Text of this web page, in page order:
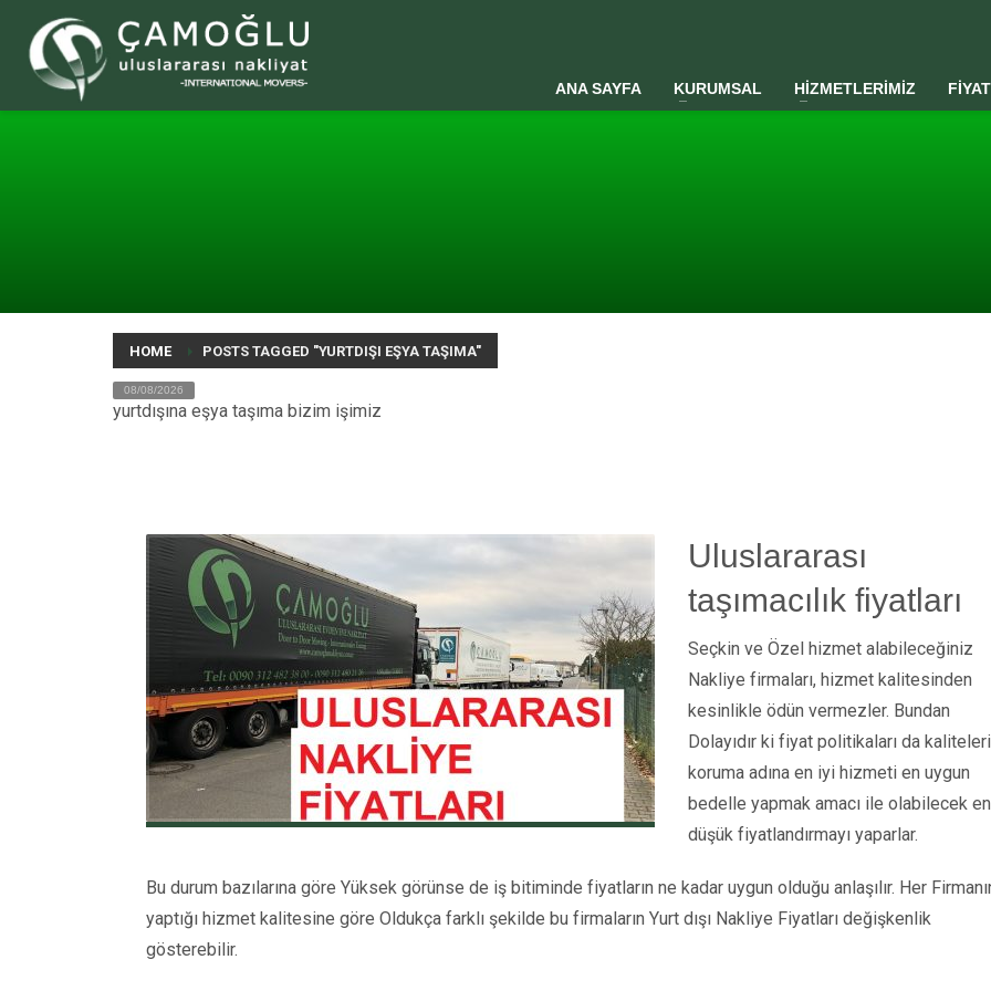
ANA SAYFA KURUMSAL HİZMETLERİMİZ
HOME POSTS TAGGED "YURTDIŞI EŞYA TAŞIMA"
08/08/2026
yurtdışına eşya taşıma bizim işimiz
Uluslararası
taşımacılık fiyatları
Seçkin ve Özel hizmet alabileceğiniz
Nakliye firmaları, hizmet kalitesinden
kesinlikle ödün vermezler. Bundan
Dolayıdır ki fiyat politikaları da
koruma adına en iyi hizmeti en uygun
bedelle yapmak amacı ile olabilecek en
düşük fiyatlandırmayı yaparlar.
Bu durum bazılarına göre Yüksek görünse de iş bitiminde fiyatların ne kadar uygun olduğu anlaşılır. Her
yaptığı hizmet kalitesine göre Oldukça farklı şekilde bu firmaların Yurt dışı Nakliye Fiyatları değişkenlik
gösterebilir.